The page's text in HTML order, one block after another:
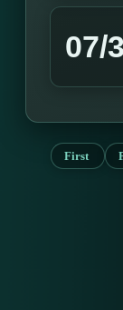
07/
First